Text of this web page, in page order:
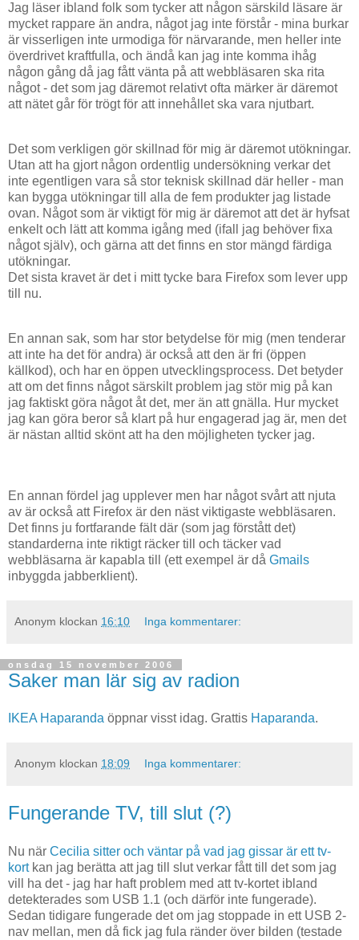
Jag läser ibland folk som tycker att någon särskild läsare är
mycket rappare än andra, något jag inte förstår - mina burkar
är visserligen inte urmodiga för närvarande, men heller inte
överdrivet kraftfulla, och ändå kan jag inte komma ihåg
någon gång då jag fått vänta på att webbläsaren ska rita
något - det som jag däremot relativt ofta märker är däremot
att nätet går för trögt för att innehållet ska vara njutbart.
Det som verkligen gör skillnad för mig är däremot utökningar.
Utan att ha gjort någon ordentlig undersökning verkar det
inte egentligen vara så stor teknisk skillnad där heller - man
kan bygga utökningar till alla de fem produkter jag listade
ovan. Något som är viktigt för mig är däremot att det är hyfsat
enkelt och lätt att komma igång med (ifall jag behöver fixa
något själv), och gärna att det finns en stor mängd färdiga
utökningar.
Det sista kravet är det i mitt tycke bara Firefox som lever upp
till nu.
En annan sak, som har stor betydelse för mig (men tenderar
att inte ha det för andra) är också att den är fri (öppen
källkod), och har en öppen utvecklingsprocess. Det betyder
att om det finns något särskilt problem jag stör mig på kan
jag faktiskt göra något åt det, mer än att gnälla. Hur mycket
jag kan göra beror så klart på hur engagerad jag är, men det
är nästan alltid skönt att ha den möjligheten tycker jag.
En annan fördel jag upplever men har något svårt att njuta
av är också att Firefox är den näst viktigaste webbläsaren.
Det finns ju fortfarande fält där (som jag förstått det)
standarderna inte riktigt räcker till och täcker vad
webbläsarna är kapabla till (ett exempel är då Gmails
inbyggda jabberklient).
Anonym klockan 16:10 Inga kommentarer:
onsdag 15 november 2006
Saker man lär sig av radion
IKEA Haparanda öppnar visst idag. Grattis Haparanda.
Anonym klockan 18:09 Inga kommentarer:
Fungerande TV, till slut (?)
Nu när Cecilia sitter och väntar på vad jag gissar är ett tv-
kortkan jag berätta att jag till slut verkar fått till det som jag
vill ha det - jag har haft problem med att tv-kortet ibland
detekterades som USB 1.1 (och därför inte fungerade).
Sedan tidigare fungerade det om jag stoppade in ett USB 2-
nav mellan, men då fick jag fula ränder över bilden (testade